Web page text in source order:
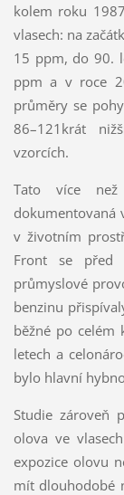
kolem roku
vlasech: na
15 ppm, do 90.
ppm a v roce
průměry se
86–121krát
vzorcích.
Tato více než
dokumentovaná
v životním
Front se před
průmyslové
benzinu
běžné po celém
letech a
bylo hlavní
Studie zároveň
olova ve
expozice olovu
mít dlouhodobé